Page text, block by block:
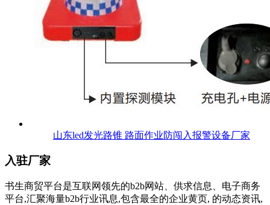
山东led发光路锥 路面作业防闯入报警设备厂家
入驻厂家
书生商贸平台是互联网领先的b2b网站、供求信息、电子商务
平台,汇聚海量b2b行业讯息,包含最全的企业黄页, 的动态资讯,